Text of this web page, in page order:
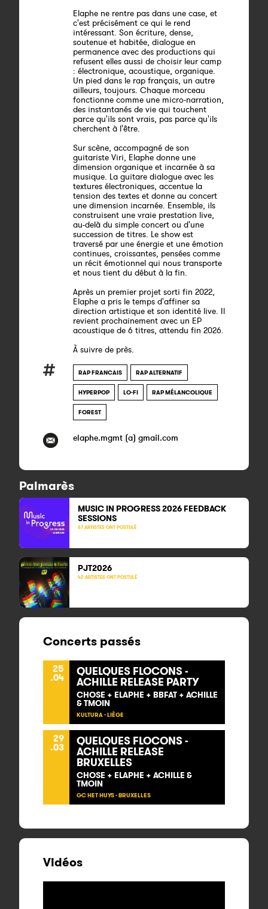
Elaphe ne rentre pas dans une case, et
c'est précisément ce qui le rend
intéressant. Son écriture, dense,
soutenue et habitée, dialogue en
permanence avec des productions qui
refusent elles aussi de choisir leur camp
: électronique, acoustique, organique.
Un pied dans le rap français, un autre
ailleurs, toujours. Chaque morceau
fonctionne comme une micro-narration,
des instantanés de vie qui touchent
parce qu'ils sont vrais, pas parce qu'ils
cherchent à l'être.
Sur scène, accompagné de son
guitariste Viri, Elaphe donne une
dimension organique et incarnée à sa
musique. La guitare dialogue avec les
textures électroniques, accentue la
tension des textes et donne au concert
une dimension incarnée. Ensemble, ils
construisent une vraie prestation live,
au-delà du simple concert ou d'une
succession de titres. Le show est
traversé par une énergie et une émotion
continues, croissantes, pensées comme
un récit émotionnel qui nous transporte
et nous tient du début à la fin.
Après un premier projet sorti fin 2022,
Elaphe a pris le temps d'affiner sa
direction artistique et son identité live. Il
revient prochainement avec un EP
acoustique de 6 titres, attendu fin 2026.
À suivre de près.
RAP FRANCAIS RAP ALTERNATIF
HYPERPOP LO-FI RAP MÉLANCOLIQUE
FOREST
elaphe.mgmt (a) gmail.com
Palmarès
MUSIC IN PROGRESS 2026 FEEDBACK
SESSIONS
67 ARTISTES ONT POSTULÉ
PJT2026
42 ARTISTES ONT POSTULÉ
Concerts passés
25
.04 QUELQUES FLOCONS -
ACHILLE RELEASE PARTY
CHOSE + ELAPHE + BBFAT + ACHILLE
& TMOIN
KULTURA - LIÈGE
29
.03 QUELQUES FLOCONS -
ACHILLE RELEASE
BRUXELLES
CHOSE + ELAPHE + ACHILLE &
TMOIN
GC HET HUYS - BRUXELLES
Vidéos